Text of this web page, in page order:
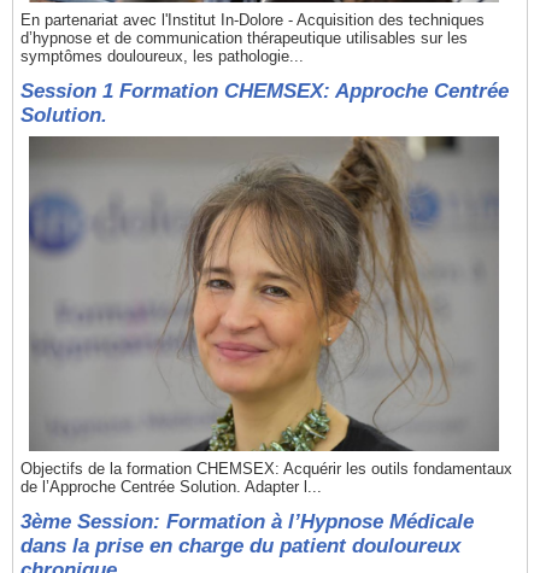
En partenariat avec l'Institut In-Dolore - Acquisition des techniques
d’hypnose et de communication thérapeutique utilisables sur les
symptômes douloureux, les pathologie...
Session 1 Formation CHEMSEX: Approche Centrée
Solution.
Objectifs de la formation CHEMSEX: Acquérir les outils fondamentaux
de l’Approche Centrée Solution. Adapter l...
3ème Session: Formation à l’Hypnose Médicale
dans la prise en charge du patient douloureux